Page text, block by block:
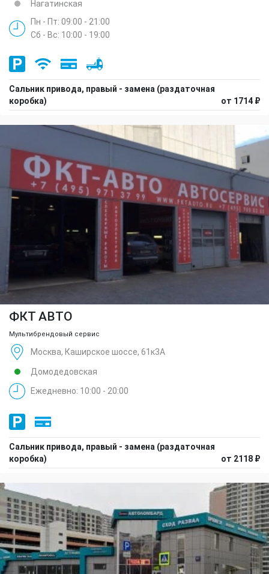
Нагатинская
Пн - Пт: 09:00 - 21:00
Сб - Вс: 10:00 - 19:00
Сальник привода, правый - замена (раздаточная
коробка)
от 1714 ₽
ФКТ АВТО
Мультибрендовый сервис
Москва, Каширское шоссе, 61к3А
Домодедовская
Ежедневно: 10:00 - 20:00
Сальник привода, правый - замена (раздаточная
коробка)
от 2118 ₽